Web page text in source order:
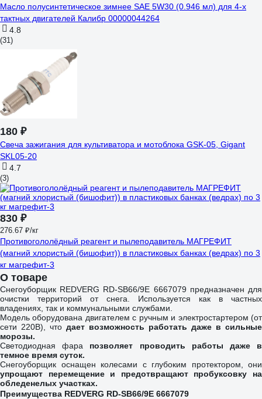
Масло полусинтетическое зимнее SAE 5W30 (0.946 мл) для 4-х
тактных двигателей Калибр 00000044264
4.8
(31)
180 ₽
Свеча зажигания для культиватора и мотоблока GSK-05, Gigant
SKL05-20
4.7
(3)
830 ₽
276.67 ₽/кг
Противогололёдный реагент и пылеподавитель МАГРЕФИТ
(магний хлористый (бишофит)) в пластиковых банках (ведрах) по 3
кг магрефит-3
О товаре
Снегоуборщик REDVERG RD-SB66/9E 6667079 предназначен для
очистки территорий от снега. Используется как в частных
владениях, так и коммунальными службами.
Модель оборудована двигателем с ручным и электростартером (от
сети 220В), что дает возможность работать даже в сильные
морозы.
Светодиодная фара позволяет проводить работы даже в
темное время суток.
Снегоуборщик оснащен колесами с глубоким протектором, они
упрощают перемещение и предотвращают пробуксовку на
обледенелых участках.
Преимущества REDVERG RD-SB66/9E 6667079